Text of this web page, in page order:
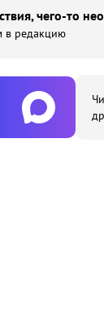
чего-то
в редакцию